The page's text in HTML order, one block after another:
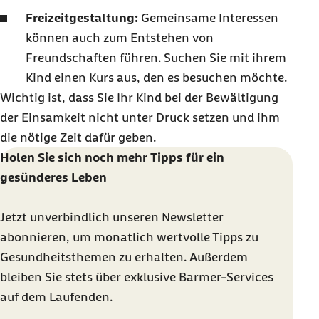
Freizeitgestaltung: Gemeinsame Interessen
können auch zum Entstehen von
Freundschaften führen. Suchen Sie mit ihrem
Kind einen Kurs aus, den es besuchen möchte.
Wichtig ist, dass Sie Ihr Kind bei der Bewältigung
der Einsamkeit nicht unter Druck setzen und ihm
die nötige Zeit dafür geben.
Holen Sie sich noch mehr Tipps für ein
gesünderes Leben
Jetzt unverbindlich unseren Newsletter
abonnieren, um monatlich wertvolle Tipps zu
Gesundheitsthemen zu erhalten. Außerdem
bleiben Sie stets über exklusive Barmer-Services
auf dem Laufenden.